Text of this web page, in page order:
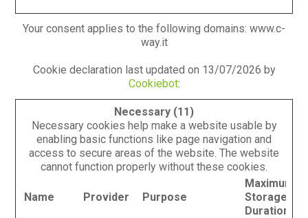
Your consent applies to the following domains: www.c-
way.it
Cookie declaration last updated on 13/07/2026 by
Cookiebot:
Necessary (11)
Necessary cookies help make a website usable by
enabling basic functions like page navigation and
access to secure areas of the website. The website
cannot function properly without these cookies.
Name Provider Purpose
Maximum
Storage
Duration